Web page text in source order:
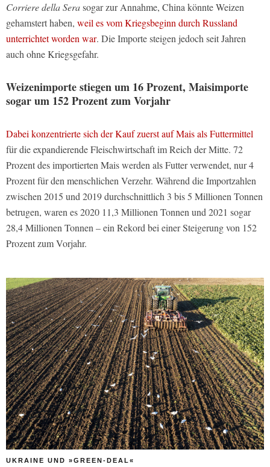
Corriere della Serasogar zur Annahme, China könnte Weizen
gehamstert haben, weil es vom Kriegsbeginn durch Russland
unterrichtet worden war. Die Importe steigen jedoch seit Jahren
auch ohne Kriegsgefahr.
Weizenimporte stiegen um 16 Prozent, Maisimporte
sogar um 152 Prozent zum Vorjahr
Dabei konzentrierte sich der Kauf zuerst auf Mais als Futtermittel
für die expandierende Fleischwirtschaft im Reich der Mitte. 72
Prozent des importierten Mais werden als Futter verwendet, nur 4
Prozent für den menschlichen Verzehr. Während die Importzahlen
zwischen 2015 und 2019 durchschnittlich 3 bis 5 Millionen Tonnen
betrugen, waren es 2020 11,3 Millionen Tonnen und 2021 sogar
28,4 Millionen Tonnen – ein Rekord bei einer Steigerung von 152
Prozent zum Vorjahr.
UKRAINE UND »GREEN-DEAL«